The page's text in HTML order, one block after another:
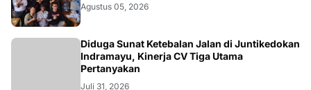
Agustus 05, 2026
Diduga Sunat Ketebalan Jalan di Juntikedokan
Indramayu, Kinerja CV Tiga Utama
Pertanyakan
Juli 31, 2026